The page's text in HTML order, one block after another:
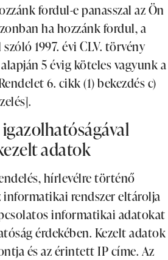
fordul-e panasszal az Ön
ha hozzánk fordul, a
1997. évi CLV. törvény
alapján 5 évig köteles vagyunk a
6. cikk (1) bekezdés c)
adatok
hírlevélre történő
informatikai rendszer eltárolja
informatikai adatokat
érdekében. Kezelt adatok
és az érintett IP címe. Az